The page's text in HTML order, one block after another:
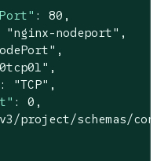
: 80 ,
"nginx-nodeport" ,
,
,
: "TCP" ,
: 0 ,
project/schemas/